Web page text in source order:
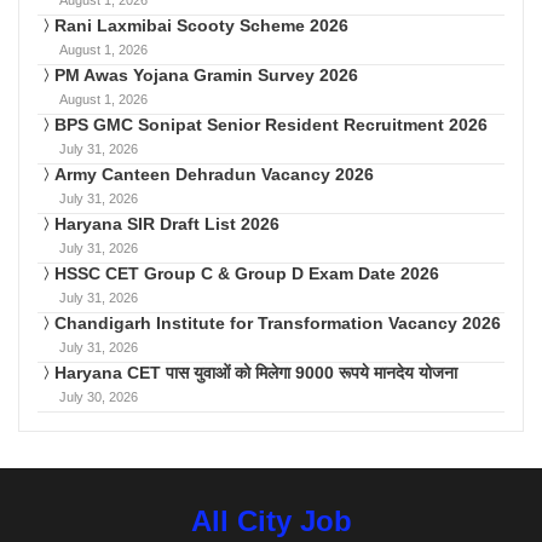
Rani Laxmibai Scooty Scheme 2026
August 1, 2026
PM Awas Yojana Gramin Survey 2026
August 1, 2026
BPS GMC Sonipat Senior Resident Recruitment 2026
July 31, 2026
Army Canteen Dehradun Vacancy 2026
July 31, 2026
Haryana SIR Draft List 2026
July 31, 2026
HSSC CET Group C & Group D Exam Date 2026
July 31, 2026
Chandigarh Institute for Transformation Vacancy 2026
July 31, 2026
Haryana CET पास युवाओं को मिलेगा 9000 रूपये मानदेय योजना
July 30, 2026
All City Job